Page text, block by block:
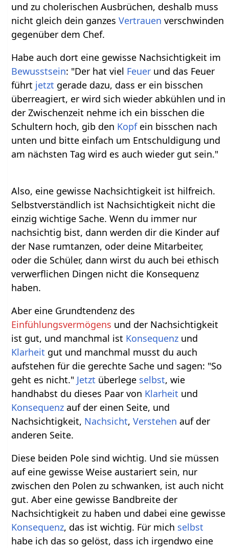
und zu cholerischen Ausbrüchen, deshalb muss
nicht gleich dein ganzesVertrauen verschwinden
gegenüber dem Chef.
Habe auch dort eine gewisse Nachsichtigkeit im
Bewusstsein: "Der hat viel Feuer und das Feuer
führt jetzt gerade dazu, dass er ein bisschen
überreagiert, er wird sich wieder abkühlen und in
der Zwischenzeit nehme ich ein bisschen die
Schultern hoch, gib den Kopfein bisschen nach
unten und bitte einfach um Entschuldigung und
am nächsten Tag wird es auch wieder gut sein."
Also, eine gewisse Nachsichtigkeit ist hilfreich.
Selbstverständlich ist Nachsichtigkeit nicht die
einzig wichtige Sache. Wenn du immer nur
nachsichtig bist, dann werden dir die Kinder auf
der Nase rumtanzen, oder deine Mitarbeiter,
oder die Schüler, dann wirst du auch bei ethisch
verwerflichen Dingen nicht die Konsequenz
haben.
Aber eine Grundtendenz des
Einfühlungsvermögens und der Nachsichtigkeit
ist gut, und manchmal ist Konsequenz und
Klarheit gut und manchmal musst du auch
aufstehen für die gerechte Sache und sagen: "So
geht es nicht." Jetzt überlege selbst, wie
handhabst du dieses Paar von Klarheit und
Konsequenz auf der einen Seite, und
Nachsichtigkeit, Nachsicht,Verstehen auf der
anderen Seite.
Diese beiden Pole sind wichtig. Und sie müssen
auf eine gewisse Weise austariert sein, nur
zwischen den Polen zu schwanken, ist auch nicht
gut. Aber eine gewisse Bandbreite der
Nachsichtigkeit zu haben und dabei eine gewisse
Konsequenz, das ist wichtig. Für mich selbst
habe ich das so gelöst, dass ich irgendwo eine